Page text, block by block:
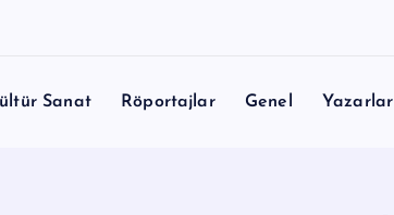
Sanat Röportajlar Genel Yazarlar